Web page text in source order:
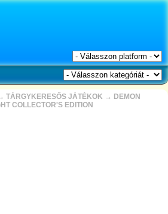
TÁRGYKERESŐS JÁTÉKOK → DEMON
COLLECTOR'S EDITION